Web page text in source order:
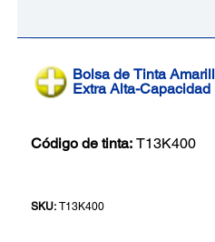
Bolsa de Tinta
Extra Alta-Capacidad
Código de tinta: T13K400
SKU: T13K400